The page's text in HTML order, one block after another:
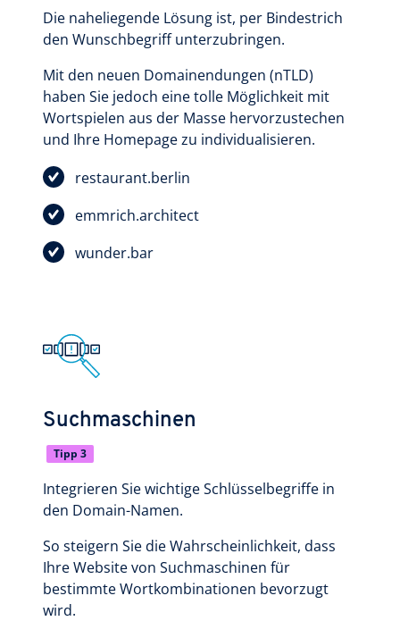
Die naheliegende Lösung ist, per Bindestrich
den Wunschbegriff unterzubringen.
Mit den neuen Domainendungen (nTLD)
haben Sie jedoch eine tolle Möglichkeit mit
Wortspielen aus der Masse hervorzustechen
und Ihre Homepage zu individualisieren.
restaurant.berlin
emmrich.architect
wunder.bar
Suchmaschinen
Tipp 3
Integrieren Sie wichtige Schlüsselbegriffe in
den Domain-Namen.
So steigern Sie die Wahrscheinlichkeit, dass
Ihre Website von Suchmaschinen für
bestimmte Wortkombinationen bevorzugt
wird.